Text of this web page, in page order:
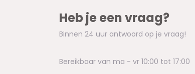
Heb je een vraag?
Binnen 24 uur antwoord op je vraag!
Bereikbaar van ma - vr 10:00 tot 17:00